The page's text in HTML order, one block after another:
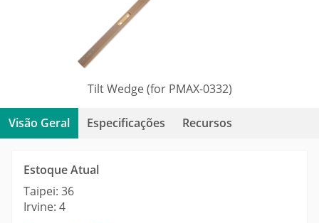
Tilt Wedge (for PMAX-0332)
Visão Geral Especificações Recursos
Estoque Atual
Taipei: 36
Irvine: 4